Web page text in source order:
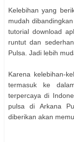
Kelebihan yang
mudah
tutorial download
runtut dan
Pulsa. Jadi lebih
Karena kelebihan-
termasuk ke
terpercaya di
pulsa di Arkana
diberikan akan